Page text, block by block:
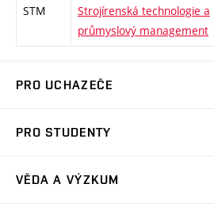
STM
Strojírenská technologie a
průmyslový management
PRO UCHAZEČE
Ambasadoři studia
PRO STUDENTY
VĚDA A VÝZKUM